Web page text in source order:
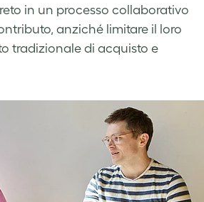
in un processo collaborativo
anziché limitare il loro
tradizionale di acquisto e